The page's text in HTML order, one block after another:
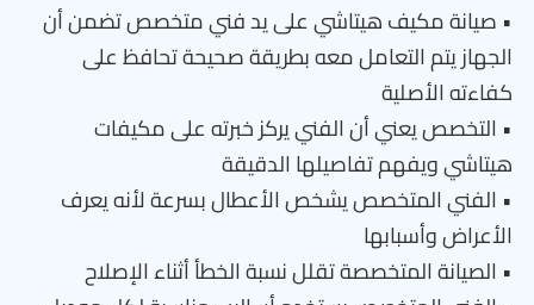
• صيانة مكيف هيتاشي على يد فني متخصص تضمن أن
الجهاز يتم التعامل معه بطريقة صحيحة تحافظ على
كفاءته الأصلية
• التخصص يعني أن الفني يركز خبرته على مكيفات
هيتاشي ويفهم تفاصيلها الدقيقة
• الفني المتخصص يشخص الأعطال بسرعة لأنه يعرف
الأعراض وأسبابها
• الصيانة المتخصصة تقلل نسبة الخطأ أثناء الإصلاح